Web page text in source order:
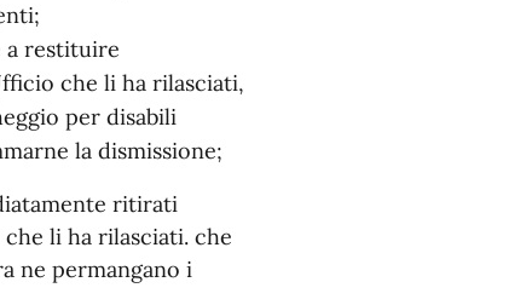
a restituire
che li ha rilasciati,
per disabili
la dismissione;
ritirati
li ha rilasciati. che
ne permangano i